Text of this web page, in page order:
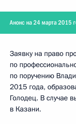
Анонс на 24 марта 2015
Заявку на право
по
по поручению
2015 года,
Голодец. В случае
в Казани.